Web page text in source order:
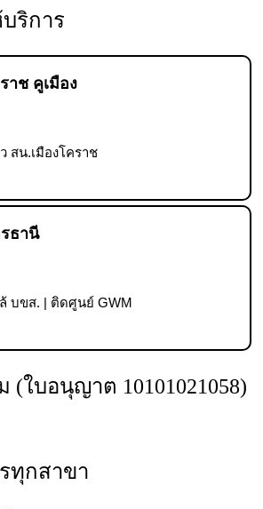
ริการ
าช คูเมือง
สน.เมืองโคราช
ธานี
บขส. | ติดศูนย์ GWM
(ใบอนุญาต 10101021058)
ทุกสาขา